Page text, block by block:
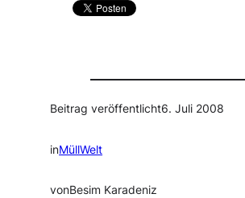
Beitrag veröffentlicht6. Juli 2008
inMüllWelt
vonBesim Karadeniz